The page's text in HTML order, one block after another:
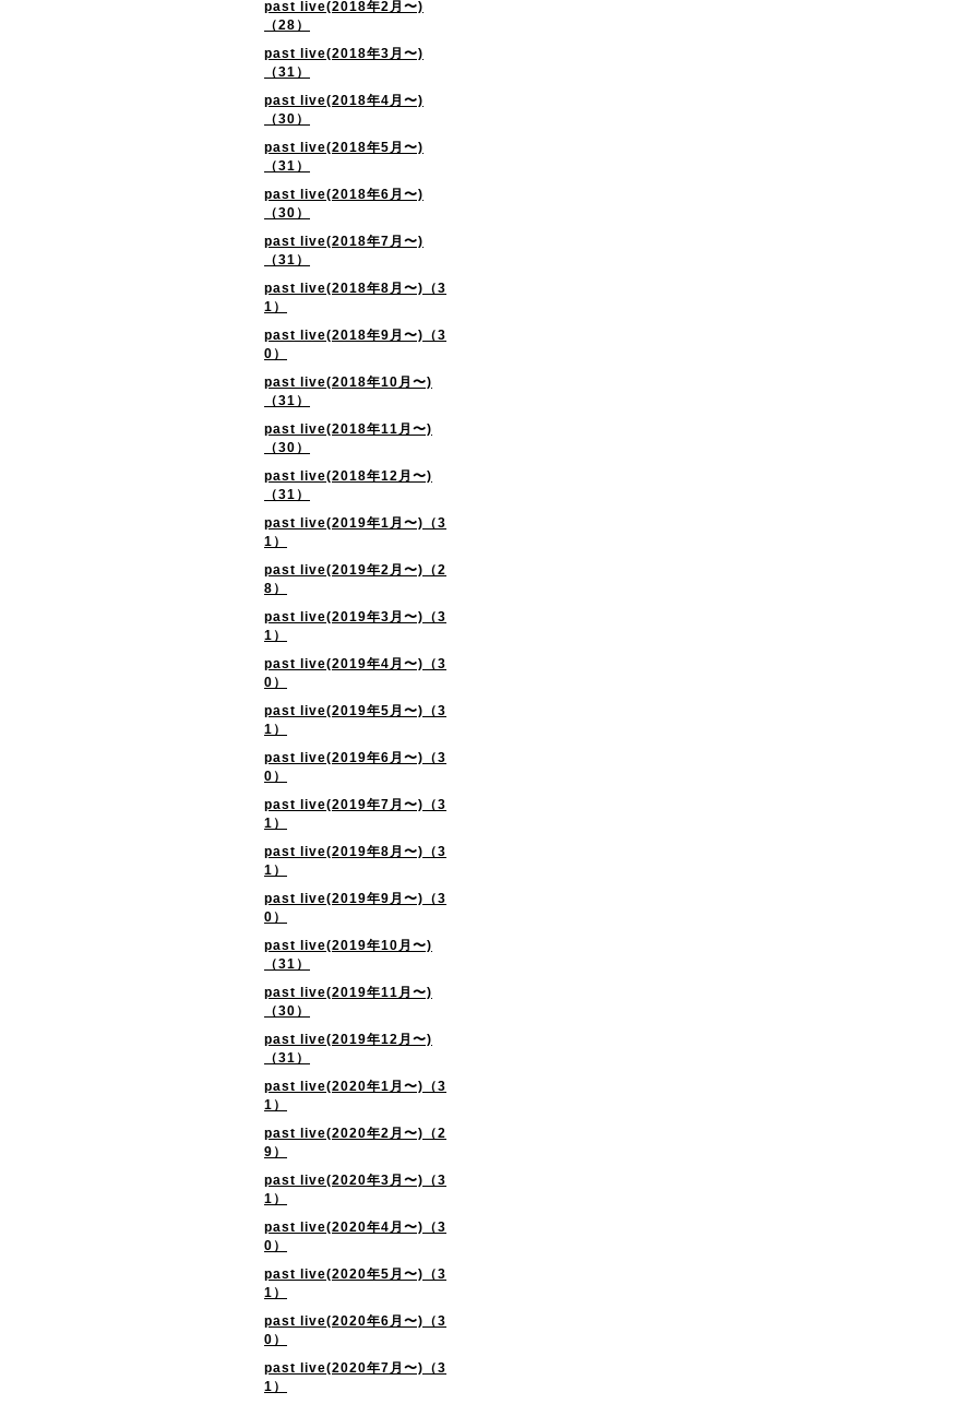
past live(2018年2月〜)
（28）
past live(2018年3月〜)
（31）
past live(2018年4月〜)
（30）
past live(2018年5月〜)
（31）
past live(2018年6月〜)
（30）
past live(2018年7月〜)
（31）
past live(2018年8月〜)（3
1）
past live(2018年9月〜)（3
0）
past live(2018年10月〜)
（31）
past live(2018年11月〜)
（30）
past live(2018年12月〜)
（31）
past live(2019年1月〜)（3
1）
past live(2019年2月〜)（2
8）
past live(2019年3月〜)（3
1）
past live(2019年4月〜)（3
0）
past live(2019年5月〜)（3
1）
past live(2019年6月〜)（3
0）
past live(2019年7月〜)（3
1）
past live(2019年8月〜)（3
1）
past live(2019年9月〜)（3
0）
past live(2019年10月〜)
（31）
past live(2019年11月〜)
（30）
past live(2019年12月〜)
（31）
past live(2020年1月〜)（3
1）
past live(2020年2月〜)（2
9）
past live(2020年3月〜)（3
1）
past live(2020年4月〜)（3
0）
past live(2020年5月〜)（3
1）
past live(2020年6月〜)（3
0）
past live(2020年7月〜)（3
1）